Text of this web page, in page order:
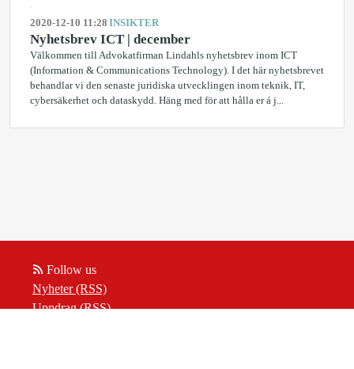
2020-12-10 11:28 INSIKTER
Nyhetsbrev ICT | december
Välkommen till Advokatfirman Lindahls nyhetsbrev inom ICT
(Information & Communications Technology). I det här nyhetsbrevet
behandlar vi den senaste juridiska utvecklingen inom teknik, IT,
cybersäkerhet och dataskydd. Häng med för att hålla er á j...
Follow us
Nyheter (RSS)
Uppdrag (RSS)